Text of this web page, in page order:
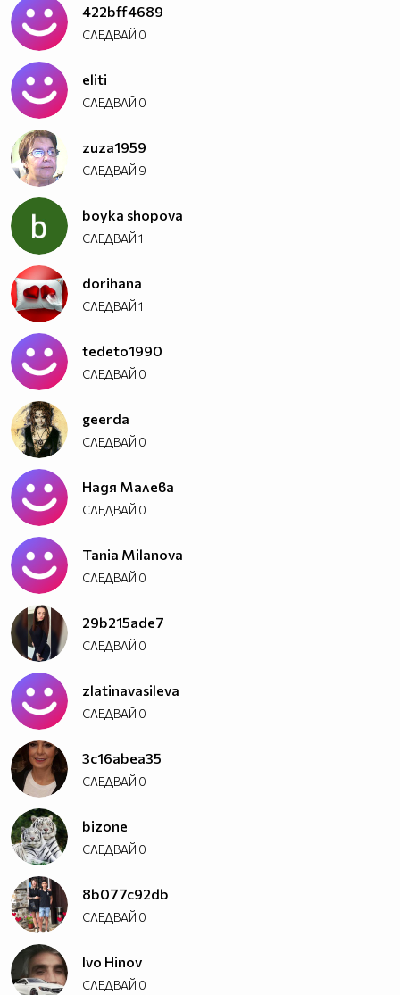
422bff4689
СЛЕДВАЙ 0
eliti
СЛЕДВАЙ 0
zuza1959
СЛЕДВАЙ 9
boyka shopova
СЛЕДВАЙ1
dorihana
СЛЕДВАЙ1
tedeto1990
СЛЕДВАЙ 0
geerda
СЛЕДВАЙ 0
Надя Малева
СЛЕДВАЙ 0
Tania Milanova
СЛЕДВАЙ 0
29b215ade7
СЛЕДВАЙ 0
zlatinavasileva
СЛЕДВАЙ 0
3c16abea35
СЛЕДВАЙ 0
bizone
СЛЕДВАЙ 0
8b077c92db
СЛЕДВАЙ 0
Ivo Hinov
СЛЕДВАЙ 0